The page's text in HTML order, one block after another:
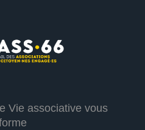
Vie associative vous